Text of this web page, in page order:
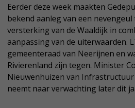
Eerder deze week maakten
bekend aanleg van een
versterking van de Waaldijk in
aanpassing van de uiterwaarden.
gemeenteraad van Neerijnen en
Rivierenland zijn tegen. Minister
Nieuwenhuizen van
neemt naar verwachting later dit